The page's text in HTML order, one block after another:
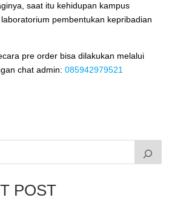
saat itu kehidupan kampus
pembentukan kepribadian
pre order bisa dilakukan melalui
chat admin: 085942979521
POST